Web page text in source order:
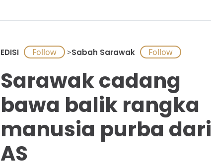
EDISI >Sabah Sarawak
Sarawak cadang
bawa balik rangka
manusia purba dari
AS